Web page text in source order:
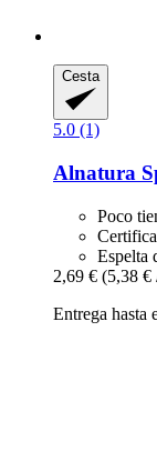
Cesta
5.0 (1)
Alnatura
Poco
Espelta
2,69 € (5,38 €
Entrega hasta